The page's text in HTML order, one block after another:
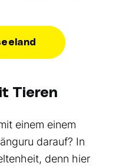
Tieren
einem einem
darauf? In
denn hier